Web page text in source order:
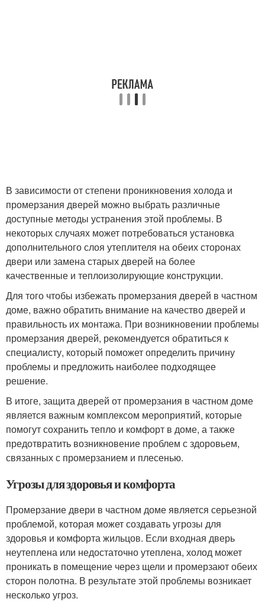
В зависимости от степени проникновения холода и
промерзания дверей можно выбрать различные
доступные методы устранения этой проблемы. В
некоторых случаях может потребоваться установка
дополнительного слоя утеплителя на обеих сторонах
двери или замена старых дверей на более
качественные и теплоизолирующие конструкции.
Для того чтобы избежать промерзания дверей в частном
доме, важно обратить внимание на качество дверей и
правильность их монтажа. При возникновении проблемы
промерзания дверей, рекомендуется обратиться к
специалисту, который поможет определить причину
проблемы и предложить наиболее подходящее
решение.
В итоге, защита дверей от промерзания в частном доме
является важным комплексом мероприятий, которые
помогут сохранить тепло и комфорт в доме, а также
предотвратить возникновение проблем с здоровьем,
связанных с промерзанием и плесенью.
Угрозы для здоровья и комфорта
Промерзание двери в частном доме является серьезной
проблемой, которая может создавать угрозы для
здоровья и комфорта жильцов. Если входная дверь
неутеплена или недостаточно утеплена, холод может
проникать в помещение через щели и промерзают обеих
сторон полотна. В результате этой проблемы возникает
несколько угроз.